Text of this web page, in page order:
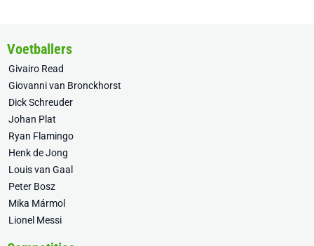
Voetballers
Givairo Read
Giovanni van Bronckhorst
Dick Schreuder
Johan Plat
Ryan Flamingo
Henk de Jong
Louis van Gaal
Peter Bosz
Mika Mármol
Lionel Messi